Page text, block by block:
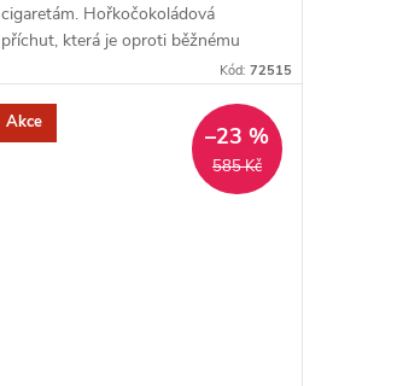
cigaretám. Hořkočokoládová
příchut, která je oproti běžnému
tabáku jemnější a nasládlejší. ZKód: 72515
Akce
585 Kč
–23 %